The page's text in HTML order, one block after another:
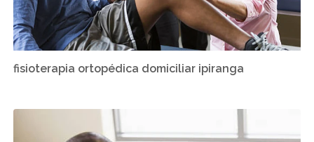
fisioterapia ortopédica domiciliar ipiranga